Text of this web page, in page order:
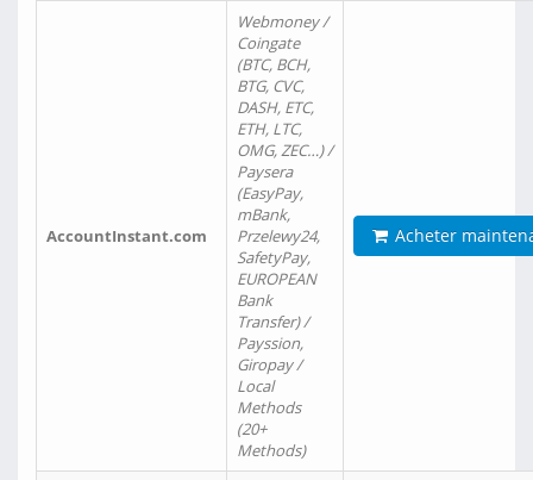
AccountInstant.com
Webmoney /
Coingate
(BTC, BCH,
BTG, CVC,
DASH, ETC,
ETH, LTC,
OMG, ZEC…) /
Paysera
(EasyPay,
mBank,
Przelewy24,
SafetyPay,
EUROPEAN
Bank
Transfer) /
Payssion,
Giropay /
Local
Methods
(20+
Methods)
Acheter